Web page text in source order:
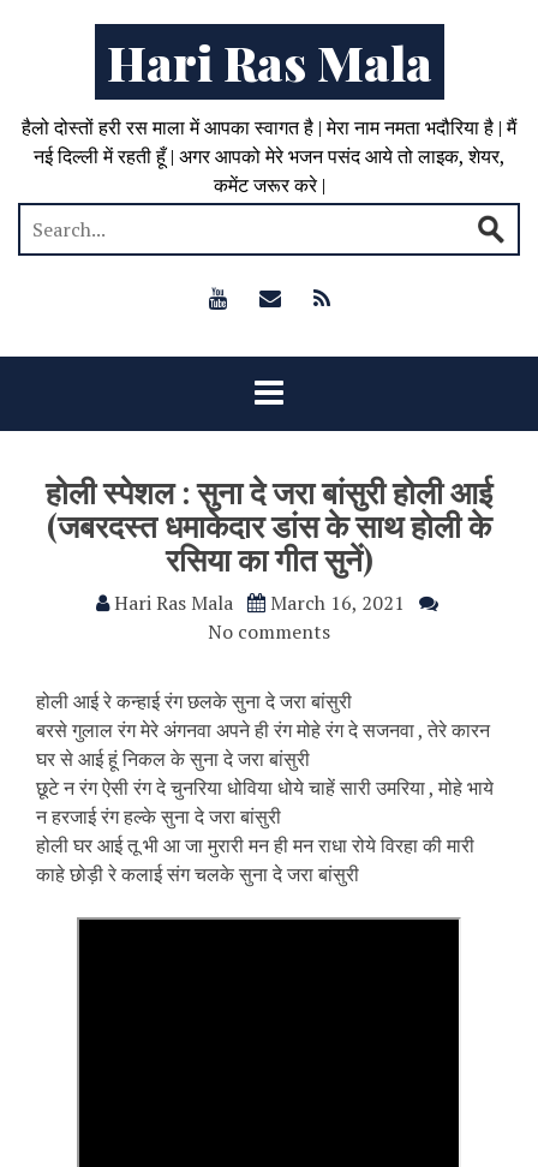
Hari Ras Mala
हैलो दोस्तों हरी रस माला में आपका स्वागत है | मेरा नाम नमता भदौरिया है | मैं
नई दिल्ली में रहती हूँ | अगर आपको मेरे भजन पसंद आये तो लाइक, शेयर,
कमेंट जरूर करे |
होली स्पेशल : सुना दे जरा बांसुरी होली आई
(जबरदस्त धमाकेदार डांस के साथ होली के
रसिया का गीत सुनें)
Hari Ras Mala
March 16, 2021
No comments
होली आई रे कन्हाई रंग छलके सुना दे जरा बांसुरी
बरसे गुलाल रंग मेरे अंगनवा अपने ही रंग मोहे रंग दे सजनवा , तेरे कारन
घर से आई हूं निकल के सुना दे जरा बांसुरी
छूटे न रंग ऐसी रंग दे चुनरिया धोविया धोये चाहें सारी उमरिया , मोहे भाये
न हरजाई रंग हल्के सुना दे जरा बांसुरी
होली घर आई तू भी आ जा मुरारी मन ही मन राधा रोये विरहा की मारी
काहे छोड़ी रे कलाई संग चलके सुना दे जरा बांसुरी